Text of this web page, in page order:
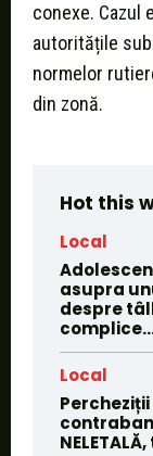
conexe. Cazul
autoritățile
normelor
din zonă.
Hot this
Local
asupra
despre
Local